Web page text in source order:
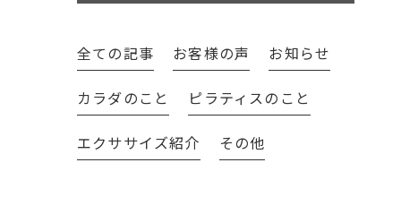
全ての記事 お客様の声 お知らせ
カラダのこと ピラティスのこと
エクササイズ紹介 その他